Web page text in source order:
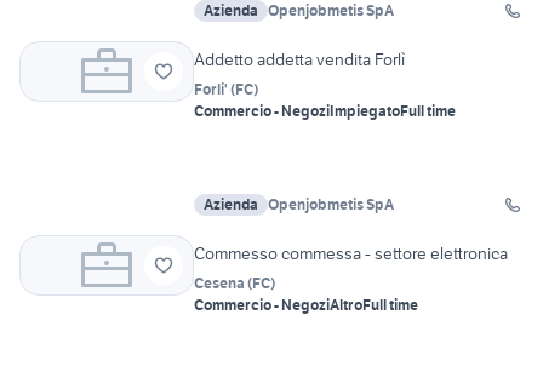
Azienda Openjobmetis SpA
Addetto addetta vendita Forlì
Forli' (FC)
Commercio - NegoziImpiegatoFull time
Azienda Openjobmetis SpA
Commesso commessa - settore elettronica
Cesena (FC)
Commercio - NegoziAltroFull time